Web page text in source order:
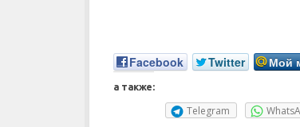
Facebook Twitter Мой
а также:
Telegram